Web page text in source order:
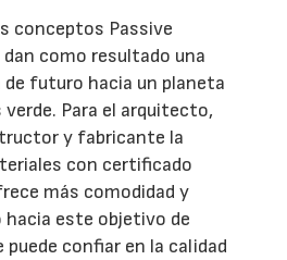
conceptos Passive
como resultado una
de futuro hacia un planeta
Para el arquitecto,
y fabricante la
con certificado
más comodidad y
este objetivo de
confiar en la calidad